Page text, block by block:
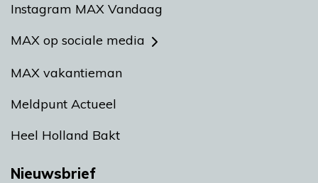
Instagram MAX Vandaag
MAX op sociale media
MAX vakantieman
Meldpunt Actueel
Heel Holland Bakt
Nieuwsbrief